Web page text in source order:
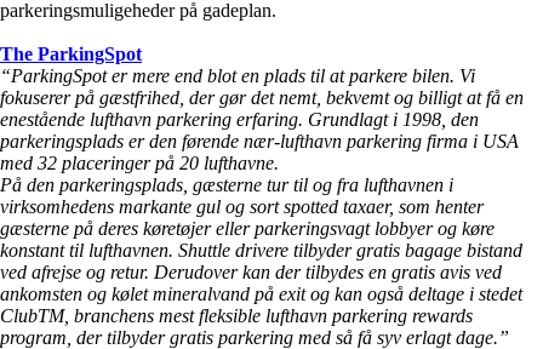
parkeringsmuligeheder på gadeplan.
The ParkingSpot
“ParkingSpot er mere end blot en plads til at parkere bilen. Vi
fokuserer på gæstfrihed, der gør det nemt, bekvemt og billigt at få en
enestående lufthavn parkering erfaring. Grundlagt i 1998, den
parkeringsplads er den førende nær-lufthavn parkering firma i USA
med 32 placeringer på 20 lufthavne.
På den parkeringsplads, gæsterne tur til og fra lufthavnen i
virksomhedens markante gul og sort spotted taxaer, som henter
gæsterne på deres køretøjer eller parkeringsvagt lobbyer og køre
konstant til lufthavnen. Shuttle drivere tilbyder gratis bagage bistand
ved afrejse og retur. Derudover kan der tilbydes en gratis avis ved
ankomsten og kølet mineralvand på exit og kan også deltage i stedet
ClubTM, branchens mest fleksible lufthavn parkering rewards
program, der tilbyder gratis parkering med så få syv erlagt dage.”